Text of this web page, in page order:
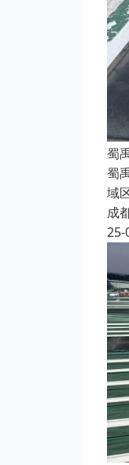
蜀
蜀
域
成
25-